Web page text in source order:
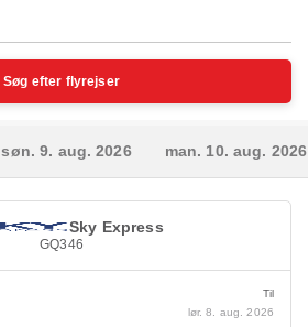
Søg efter flyrejser
søn. 9. aug. 2026 man. 10. aug. 2026
Sky Express
GQ346
Til
lør. 8. aug. 2026